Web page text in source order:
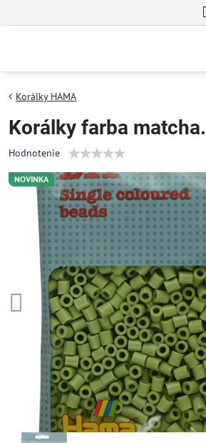
NOVINKA
Korálky HAMA
Korálky farba matcha.
Hodnotenie